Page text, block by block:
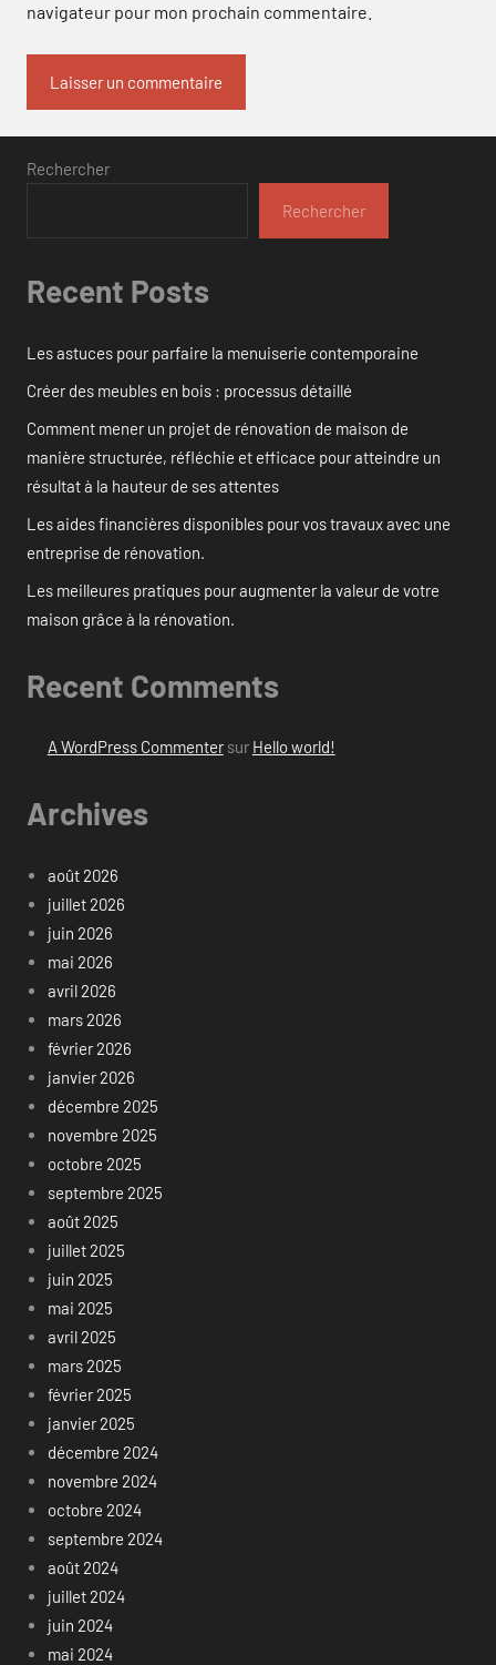
navigateur pour mon prochain commentaire.
Rechercher
Rechercher
Recent Posts
Les astuces pour parfaire la menuiserie contemporaine
Créer des meubles en bois : processus détaillé
Comment mener un projet de rénovation de maison de
manière structurée, réfléchie et efficace pour atteindre un
résultat à la hauteur de ses attentes
Les aides financières disponibles pour vos travaux avec une
entreprise de rénovation.
Les meilleures pratiques pour augmenter la valeur de votre
maison grâce à la rénovation.
Recent Comments
A WordPress Commentersur Hello world!
Archives
août 2026
juillet 2026
juin 2026
mai 2026
avril 2026
mars 2026
février 2026
janvier 2026
décembre 2025
novembre 2025
octobre 2025
septembre 2025
août 2025
juillet 2025
juin 2025
mai 2025
avril 2025
mars 2025
février 2025
janvier 2025
décembre 2024
novembre 2024
octobre 2024
septembre 2024
août 2024
juillet 2024
juin 2024
mai 2024